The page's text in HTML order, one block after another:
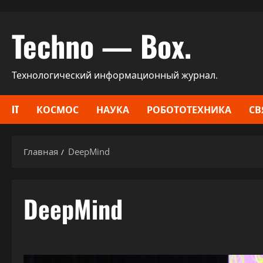
содержимому
Techno — Box.
Технологический информационный журнал.
IT КОСМОС НАУКА РОБОТОТЕХНИКА
Главная DeepMind
DeepMind